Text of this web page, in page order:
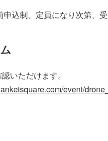
込制。定員になり次第、受
いただけます。
event/